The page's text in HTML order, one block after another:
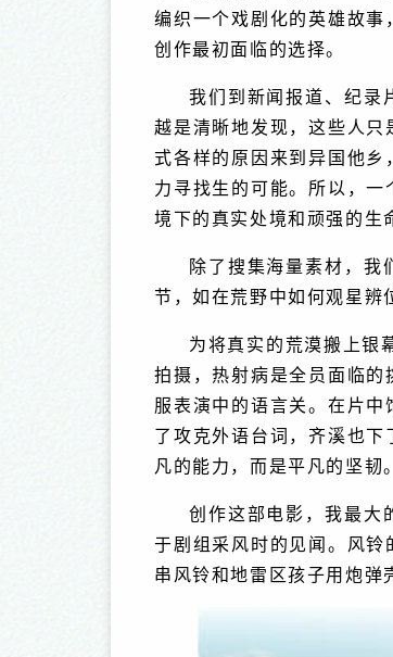
编织一个戏剧化的英雄故
创作最初面临的选择。
我们到新闻报道、纪录
越是清晰地发现，这些人
式各样的原因来到异国他
力寻找生的可能。所以，
境下的真实处境和顽强的生
除了搜集海量素材，我
节，如在荒野中如何观星辨
为将真实的荒漠搬上银
拍摄，热射病是全员面临
服表演中的语言关。在片
了攻克外语台词，齐溪也
凡的能力，而是平凡的坚韧
创作这部电影，我最大
于剧组采风时的见闻。风
串风铃和地雷区孩子用炮弹